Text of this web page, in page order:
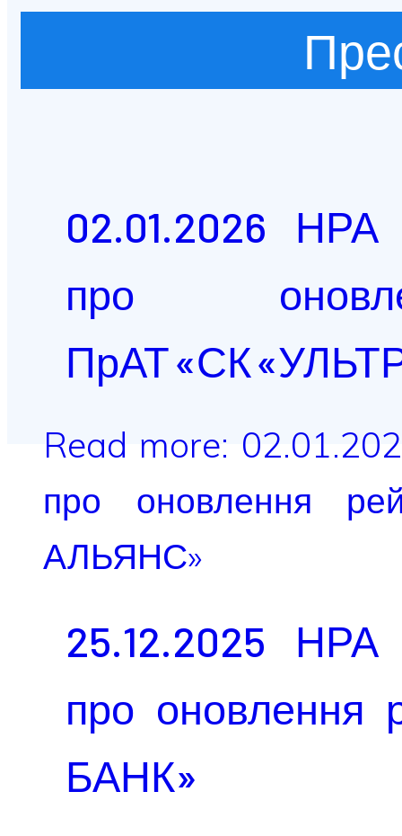
02.01.2026 НРА
про
ПрАТ «СК
Read more:
про оновлення
АЛЬЯНС»
25.12.2025 НРА
про оновлення
БАНК»